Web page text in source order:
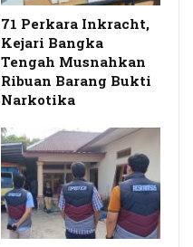
71 Perkara Inkracht,
Kejari Bangka
Tengah Musnahkan
Ribuan Barang Bukti
Narkotika